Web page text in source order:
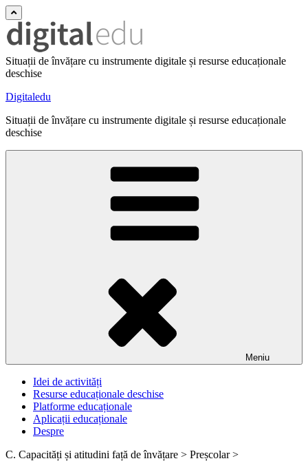
Situații de învățare cu instrumente digitale și resurse educaționale
deschise
Digitaledu
Situații de învățare cu instrumente digitale și resurse educaționale
deschise
Meniu
Idei de activități
Resurse educaționale deschise
Platforme educaționale
Aplicații educaționale
Despre
C. Capacități și atitudini față de învățare > Preșcolar >